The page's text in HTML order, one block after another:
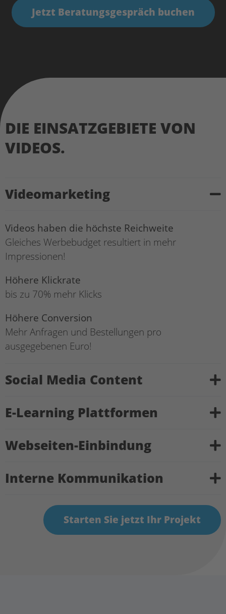
Jetzt Beratungsgespräch buchen
DIE EINSATZGEBIETE VON
VIDEOS.
Videomarketing
Videos haben die höchste Reichweite
Gleiches Werbebudget resultiert in mehr
Impressionen!
Höhere Klickrate
bis zu 70% mehr Klicks
Höhere Conversion
Mehr Anfragen und Bestellungen pro
ausgegebenen Euro!
Social Media Content
E-Learning Plattformen
Webseiten-Einbindung
Interne Kommunikation
Starten Sie jetzt Ihr Projekt